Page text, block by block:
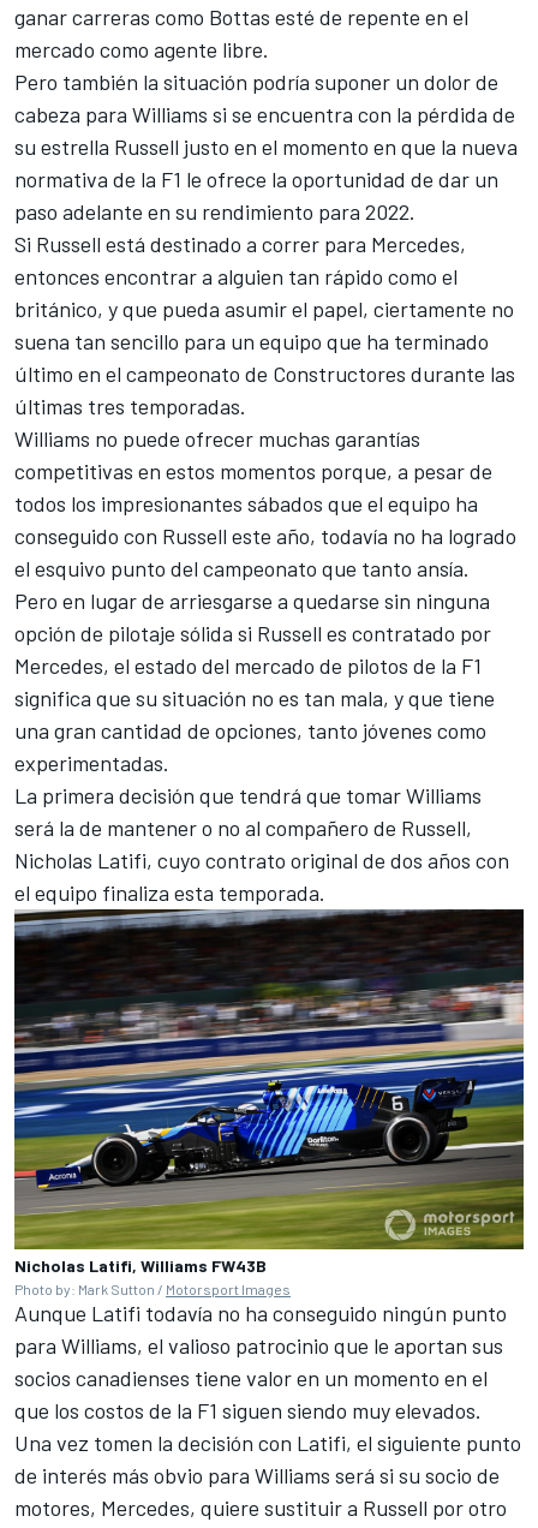
ganar carreras como Bottas esté de repente en el
mercado como agente libre.
Pero también la situación podría suponer un dolor de
cabeza para Williams si se encuentra con la pérdida de
su estrella Russell justo en el momento en que la nueva
normativa de la F1 le ofrece la oportunidad de dar un
paso adelante en su rendimiento para 2022.
Si Russell está destinado a correr para Mercedes,
entonces encontrar a alguien tan rápido como el
británico, y que pueda asumir el papel, ciertamente no
suena tan sencillo para un equipo que ha terminado
último en el campeonato de Constructores durante las
últimas tres temporadas.
Williams no puede ofrecer muchas garantías
competitivas en estos momentos porque, a pesar de
todos los impresionantes sábados que el equipo ha
conseguido con Russell este año, todavía no ha logrado
el esquivo punto del campeonato que tanto ansía.
Pero en lugar de arriesgarse a quedarse sin ninguna
opción de pilotaje sólida si Russell es contratado por
Mercedes, el estado del mercado de pilotos de la F1
significa que su situación no es tan mala, y que tiene
una gran cantidad de opciones, tanto jóvenes como
experimentadas.
La primera decisión que tendrá que tomar Williams
será la de mantener o no al compañero de Russell,
Nicholas Latifi, cuyo contrato original de dos años con
el equipo finaliza esta temporada.
Nicholas Latifi, Williams FW43B
Photo by: Mark Sutton / Motorsport Images
Aunque Latifi todavía no ha conseguido ningún punto
para Williams, el valioso patrocinio que le aportan sus
socios canadienses tiene valor en un momento en el
que los costos de la F1 siguen siendo muy elevados.
Una vez tomen la decisión con Latifi, el siguiente punto
de interés más obvio para Williams será si su socio de
motores, Mercedes, quiere sustituir a Russell por otro